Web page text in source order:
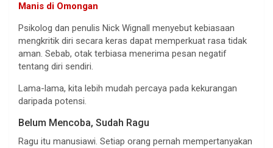
Manis di Omongan
Psikolog dan penulis Nick Wignall menyebut kebiasaan
mengkritik diri secara keras dapat memperkuat rasa tidak
aman. Sebab, otak terbiasa menerima pesan negatif
tentang diri sendiri.
Lama-lama, kita lebih mudah percaya pada kekurangan
daripada potensi.
Belum Mencoba, Sudah Ragu
Ragu itu manusiawi. Setiap orang pernah mempertanyakan